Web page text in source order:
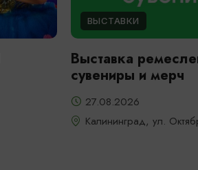
ВЫСТАВКИ
Выставка
сувениры и мерч
27.08.2026
Калининград, ул.